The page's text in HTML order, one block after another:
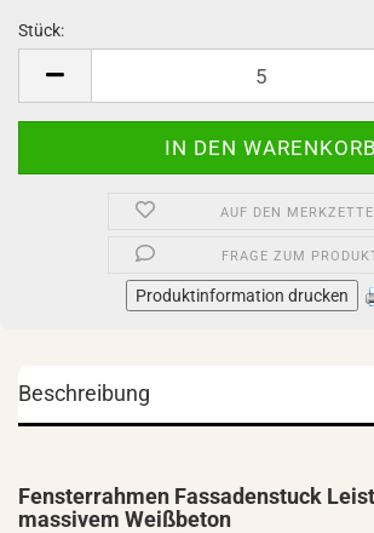
Stück:
AUF DEN
FRAGE ZUM
Produktinformation drucken
Beschreibung
Fensterrahmen Fassadenstuck
massivem Weißbeton